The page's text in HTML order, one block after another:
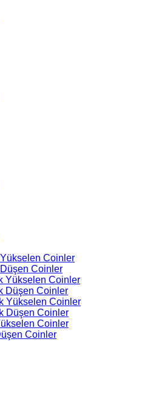
Coinler
Coinler
Yükselen Coinler
Düşen Coinler
Yükselen Coinler
Düşen Coinler
Coinler
Coinler